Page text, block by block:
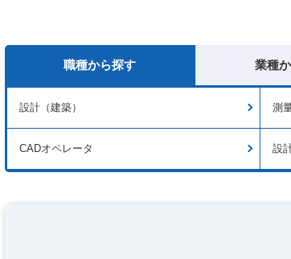
職種から探す 業種
設計（建築） 測
CADオペレータ 設